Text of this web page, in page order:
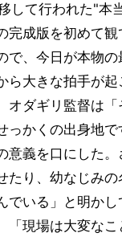
して行われた"本
完成版を初めて
で、今日が本物
ら大きな拍手が
オダギリ監督は
っかくの出身地
意義を口にした
たり、幼なじみ
でいる」と明か
「現場は大変な